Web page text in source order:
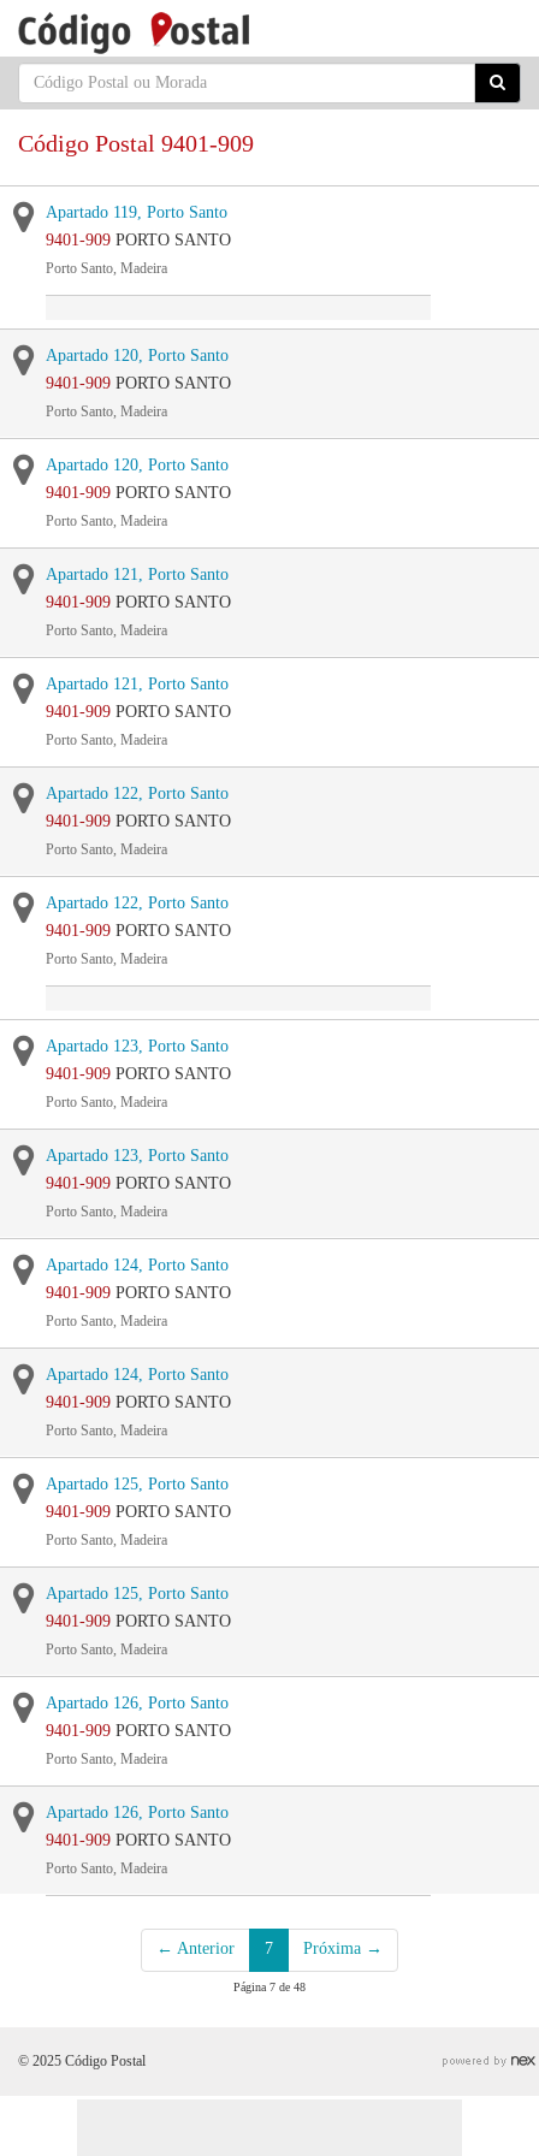
Código Postal 9401-909
Apartado 119, Porto Santo
9401-909 PORTO SANTO
Porto Santo, Madeira
Apartado 120, Porto Santo
9401-909 PORTO SANTO
Porto Santo, Madeira
Apartado 120, Porto Santo
9401-909 PORTO SANTO
Porto Santo, Madeira
Apartado 121, Porto Santo
9401-909 PORTO SANTO
Porto Santo, Madeira
Apartado 121, Porto Santo
9401-909 PORTO SANTO
Porto Santo, Madeira
Apartado 122, Porto Santo
9401-909 PORTO SANTO
Porto Santo, Madeira
Apartado 122, Porto Santo
9401-909 PORTO SANTO
Porto Santo, Madeira
Apartado 123, Porto Santo
9401-909 PORTO SANTO
Porto Santo, Madeira
Apartado 123, Porto Santo
9401-909 PORTO SANTO
Porto Santo, Madeira
Apartado 124, Porto Santo
9401-909 PORTO SANTO
Porto Santo, Madeira
Apartado 124, Porto Santo
9401-909 PORTO SANTO
Porto Santo, Madeira
Apartado 125, Porto Santo
9401-909 PORTO SANTO
Porto Santo, Madeira
Apartado 125, Porto Santo
9401-909 PORTO SANTO
Porto Santo, Madeira
Apartado 126, Porto Santo
9401-909 PORTO SANTO
Porto Santo, Madeira
Apartado 126, Porto Santo
9401-909 PORTO SANTO
Porto Santo, Madeira
← Anterior 7 Próxima →
Página 7 de 48
© 2025 Código Postal